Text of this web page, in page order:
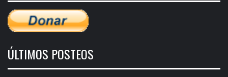
ÚLTIMOS POSTEOS